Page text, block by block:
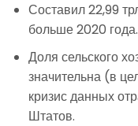
Составил 22,99
больше 2020 года.
Доля сельского
значительна (в
кризис данных
Штатов.